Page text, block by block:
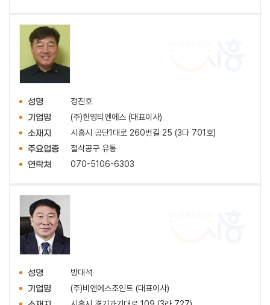
성명 정진호
기업명 (주)한영티엔에스 (대표이사)
소재지 시흥시 공단1대로 260번길 25 (3다 701호)
주요업종 절삭공구 유통
연락처 070-5106-6303
성명 방대석
기업명 (주)비앤에스조인트 (대표이사)